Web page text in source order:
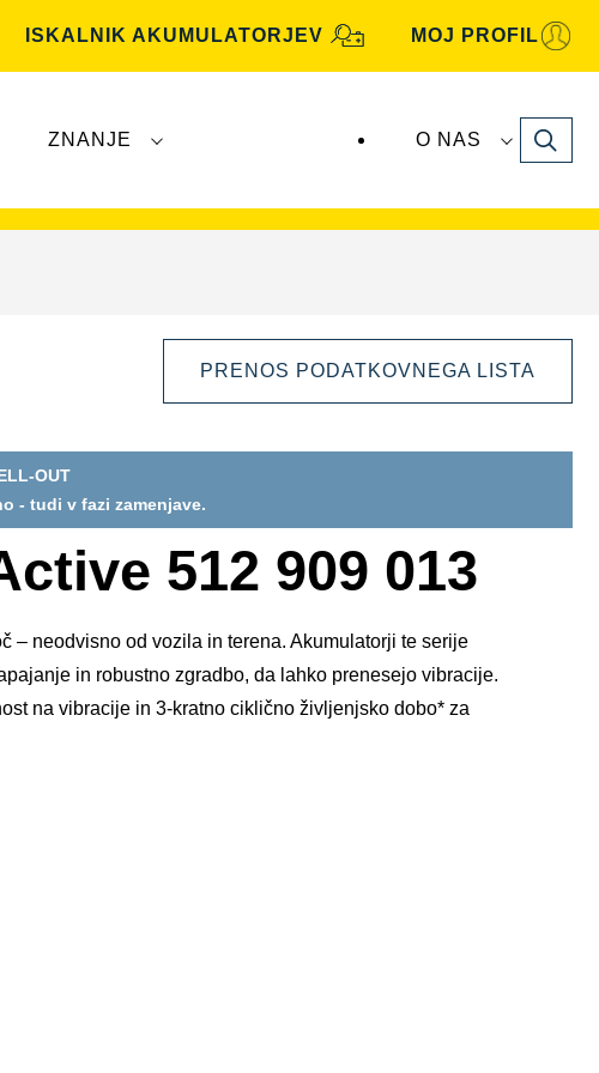
ISKALNIK AKUMULATORJEV MOJ PROFIL
ZNANJE O NAS Search
PRENOS PODATKOVNEGA LISTA
s
slikami
OUT
- tudi v fazi zamenjave.
512 909 013
– neodvisno od vozila in terena. Akumulatorji te serije
in robustno zgradbo, da lahko prenesejo vibracije.
na vibracije in 3-kratno ciklično življenjsko dobo* za